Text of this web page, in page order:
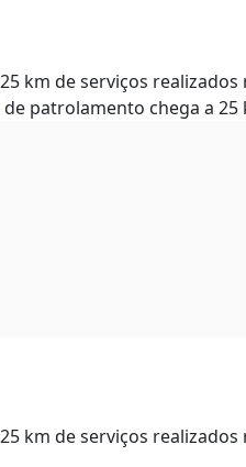
km de serviços realizados
patrolamento chega a
km de serviços realizados